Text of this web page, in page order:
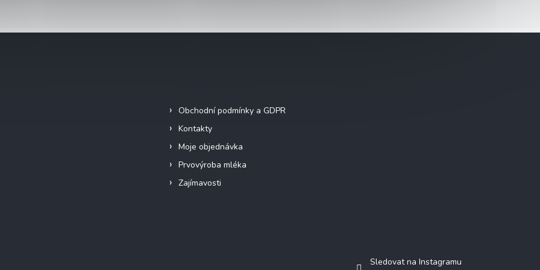
Obchodní podmínky a GDPR
Kontakty
Moje objednávka
Prvovýroba mléka
Zajímavosti
Sledovat na Instagramu